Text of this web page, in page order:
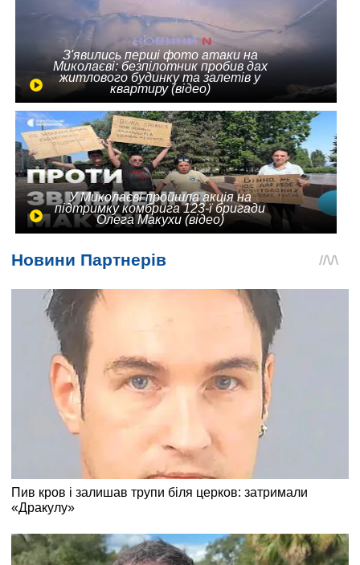
З'явились перші фото атаки на
Миколаєві: безпілотник пробив дах
житлового будинку та залетів у
квартиру (відео)
У Миколаєві пройшла акція на
підтримку комбрига 123-ї бригади
Олега Макухи (відео)